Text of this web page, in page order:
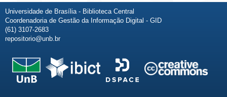
Universidade de Brasília - Biblioteca Central
Coordenadoria de Gestão da Informação Digital - GID
(61) 3107-2683
repositorio@unb.br